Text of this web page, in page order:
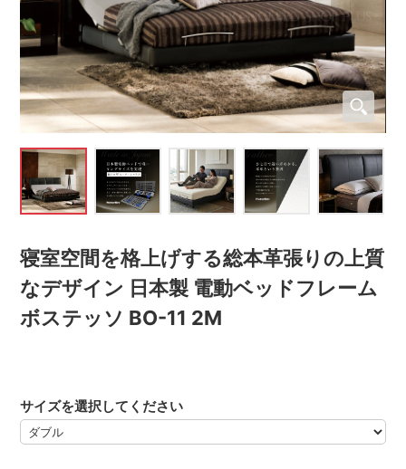
寝室空間を格上げする総本革張りの上質
なデザイン 日本製 電動ベッドフレーム
ボステッソ BO-11 2M
サイズを選択してください